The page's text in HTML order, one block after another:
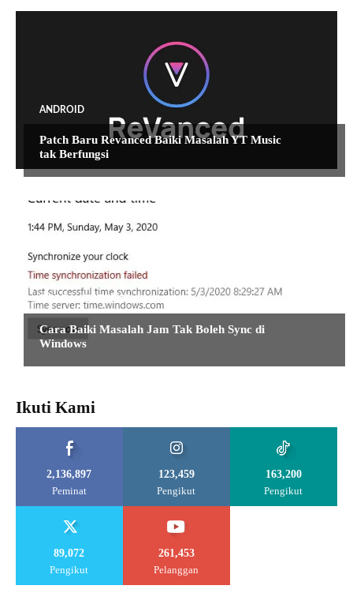
ANDROID
Patch Baru Revanced Baiki Masalah YT Music
tak Berfungsi
TIPS DAN TUTORIAL
Cara Baiki Masalah Jam Tak Boleh Sync di
Windows
Ikuti Kami
2,136,897
Peminat
123,459
Pengikut
163,200
Pengikut
89,072
Pengikut
261,453
Pelanggan